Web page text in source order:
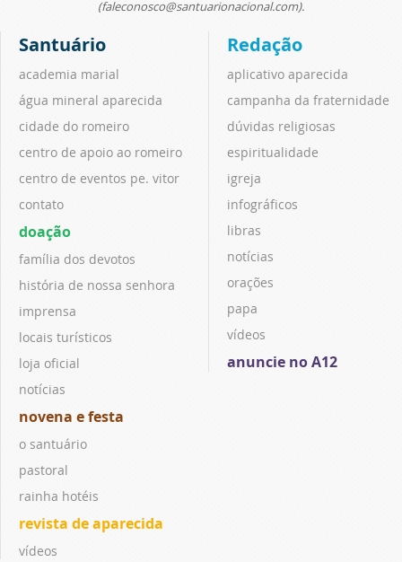
(faleconosco@santuarionacional.com).
Santuário
academia marial
água mineral aparecida
cidade do romeiro
centro de apoio ao romeiro
centro de eventos pe. vitor
contato
doação
família dos devotos
história de nossa senhora
imprensa
locais turísticos
loja oficial
notícias
novena e festa
o santuário
pastoral
rainha hotéis
revista de aparecida
vídeos
Redação
aplicativo aparecida
campanha da fraternidade
dúvidas religiosas
espiritualidade
igreja
infográficos
libras
notícias
orações
papa
vídeos
anuncie no A12